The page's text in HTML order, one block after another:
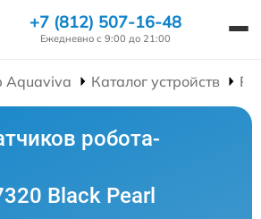
+7 (812) 507-16-48
Ежедневно с 9:00 до 21:00
Aquaviva Каталог устройств
робота-
Black Pearl